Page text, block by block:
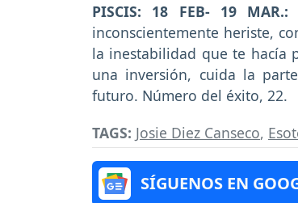
PISCIS: 18 FEB- 19 MAR.:
inconscientemente heriste,
la inestabilidad que te hacía
una inversión, cuida la
futuro. Número del éxito, 22.
TAGS: Josie Diez Canseco,
SÍGUENOS EN